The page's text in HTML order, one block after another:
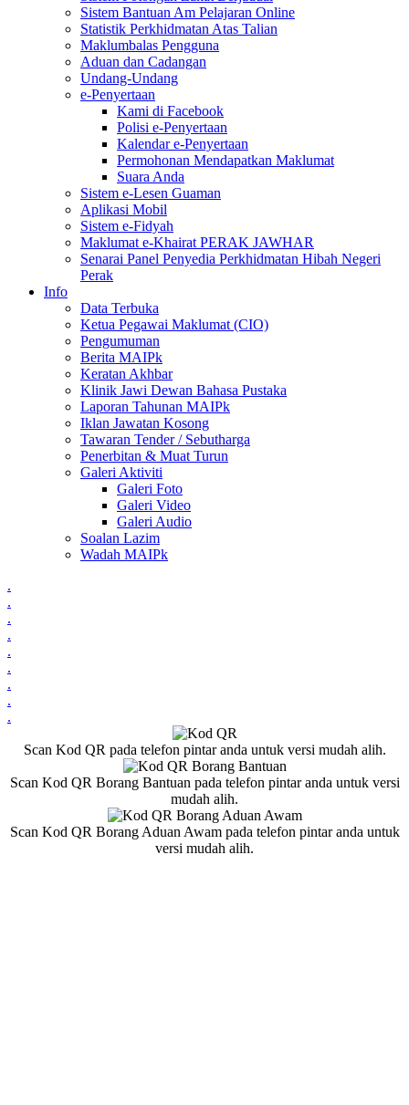
Sistem Bantuan Am Pelajaran Online
Statistik Perkhidmatan Atas Talian
Maklumbalas Pengguna
Aduan dan Cadangan
Undang-Undang
e-Penyertaan
Kami di Facebook
Polisi e-Penyertaan
Kalendar e-Penyertaan
Permohonan Mendapatkan Maklumat
Suara Anda
Sistem e-Lesen Guaman
Aplikasi Mobil
Sistem e-Fidyah
Maklumat e-Khairat PERAK JAWHAR
Senarai Panel Penyedia Perkhidmatan Hibah Negeri
Perak
Info
Data Terbuka
Ketua Pegawai Maklumat (CIO)
Pengumuman
Berita MAIPk
Keratan Akhbar
Klinik Jawi Dewan Bahasa Pustaka
Laporan Tahunan MAIPk
Iklan Jawatan Kosong
Tawaran Tender / Sebutharga
Penerbitan & Muat Turun
Galeri Aktiviti
Galeri Foto
Galeri Video
Galeri Audio
Soalan Lazim
Wadah MAIPk
.
.
.
.
.
.
.
.
.
Scan Kod QR pada telefon pintar anda untuk versi mudah alih.
Scan Kod QR Borang Bantuan pada telefon pintar anda untuk versi
mudah alih.
Scan Kod QR Borang Aduan Awam pada telefon pintar anda untuk
versi mudah alih.